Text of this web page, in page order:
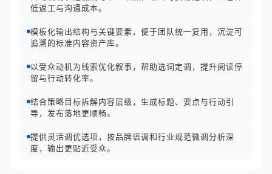
低返工与沟通成本。
模板化输出结构与关键要素，便于团队统一复用，沉淀可
追溯的标准内容资产库。
以受众动机为线索优化叙事，帮助选词定调，提升阅读停
留与行动转化率。
结合策略目标拆解内容层级，生成标题、要点与行动引
导，发布落地更顺畅。
提供灵活调优选项，按品牌语调和行业规范微调分析深
度，输出更贴近受众。